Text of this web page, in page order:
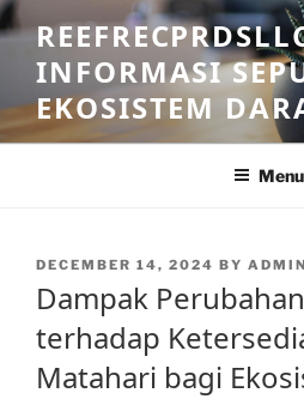
Skip
to
contentINFORMASI
EKOSISTEM
Menu
POSTED
DECEMBER 14, 2024 BY
Dampak
terhadap
Matahari bagi